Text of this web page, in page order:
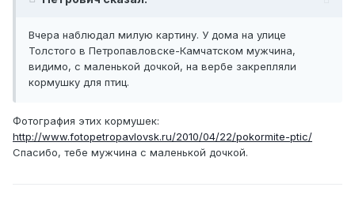
Вчера наблюдал милую картину. У дома на улице
Толстого в Петропавловске-Камчатском мужчина,
видимо, с маленькой дочкой, на вербе закрепляли
кормушку для птиц.
Фотография этих кормушек:
http://www.fotopetropavlovsk.ru/2010/04/22/pokormite-ptic/
Спасибо, тебе мужчина с маленькой дочкой.